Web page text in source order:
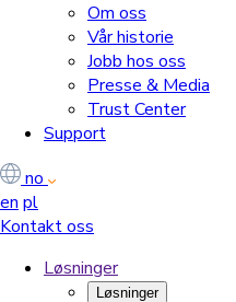
Om oss
Vår historie
Jobb hos oss
Presse & Media
Trust Center
Support
no
en pl
Kontakt oss
Løsninger
Løsninger